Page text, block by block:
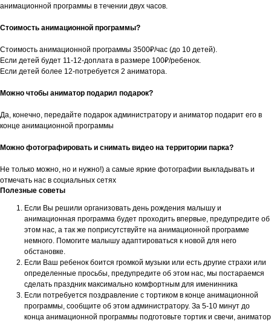
анимационной программы в течении двух часов.
Стоимость анимационной программы?
Стоимость анимационной программы 3500₽/час (до 10 детей).
Если детей будет 11-12-доплата в размере 100₽/ребенок.
Если детей более 12-потребуется 2 аниматора.
Можно чтобы аниматор подарил подарок?
Да, конечно, передайте подарок администратору и аниматор подарит его в
конце анимационной программы
Можно фотографировать и снимать видео на территории парка?
Не только можно, но и нужно!) а самые яркие фотографии выкладывать и
отмечать нас в социальных сетях
Полезные советы
Если Вы решили организовать день рождения малышу и
анимационная программа будет проходить впервые, предупредите об
этом нас, а так же поприсутствуйте на анимационной программе
немного. Помогите малышу адаптироваться к новой для него
обстановке.
Если Ваш ребенок боится громкой музыки или есть другие страхи или
определенные просьбы, предупредите об этом нас, мы постараемся
сделать праздник максимально комфортным для именинника
Если потребуется поздравление с тортиком в конце анимационной
программы, сообщите об этом администратору. За 5-10 минут до
конца анимационной программы подготовьте тортик и свечи, аниматор